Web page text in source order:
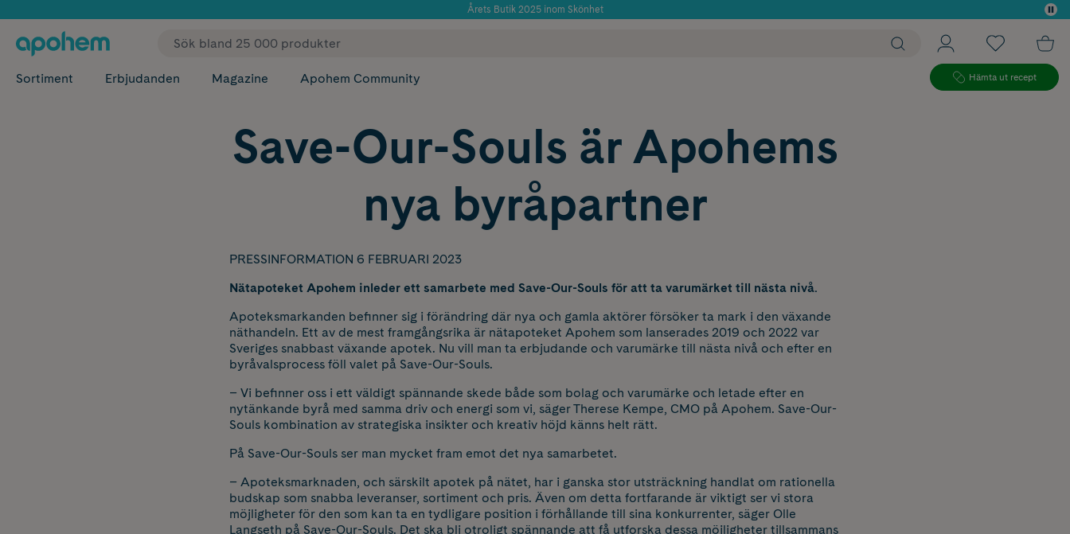
Årets Butik 2025 inom Skönhet
Använd kod: SOMMAR20 för 20% över 649kr
✓ Fri frakt
Sortiment Erbjudanden Magazine Apohem Community Hämta ut recept
Save-Our-Souls är Apohems
nya byråpartner
PRESSINFORMATION 6 FEBRUARI 2023
Nätapoteket Apohem inleder ett samarbete med Save-Our-Souls för att ta varumärket till nästa nivå.
Apoteksmarkanden befinner sig i förändring där nya och gamla aktörer försöker ta mark i den växande
näthandeln. Ett av de mest framgångsrika är nätapoteket Apohem som lanserades 2019 och 2022 var
Sveriges snabbast växande apotek. Nu vill man ta erbjudande och varumärke till nästa nivå och efter en
byråvalsprocess föll valet på Save-Our-Souls.
– Vi befinner oss i ett väldigt spännande skede både som bolag och varumärke och letade efter en
nytänkande byrå med samma driv och energi som vi, säger Therese Kempe, CMO på Apohem. Save-Our-
Souls kombination av strategiska insikter och kreativ höjd känns helt rätt.
På Save-Our-Souls ser man mycket fram emot det nya samarbetet.
– Apoteksmarknaden, och särskilt apotek på nätet, har i ganska stor utsträckning handlat om rationella
budskap som snabba leveranser, sortiment och pris. Även om detta fortfarande är viktigt ser vi stora
möjligheter för den som kan ta en tydligare position i förhållande till sina konkurrenter, säger Olle
Langseth på Save-Our-Souls. Det ska bli otroligt spännande att få utforska dessa möjligheter tillsammans